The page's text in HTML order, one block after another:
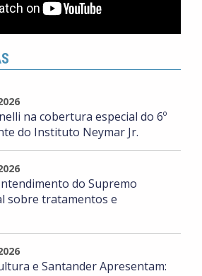
na cobertura especial do 6º
do Instituto Neymar Jr.
do Supremo
sobre tratamentos e
e Santander Apresentam: